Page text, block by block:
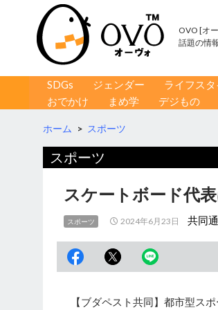
OVO [オ
話題の情
コンテンツへ移動
SDGs ジェンダー ライフス
おでかけ
まめ学 デジもの
ホーム > スポーツ
スポーツ
スケートボード代
スポーツ 2024年6月23日 共同
【ブダペスト共同】都市型ス